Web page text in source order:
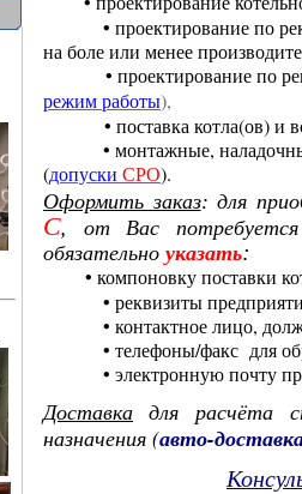
• проектирование по
на боле или менее
• проектирование по
режим работы),
• поставка котла(ов) и
• монтажные, наладочные
(допуски СРО).
Оформить заказ: для
С, от
Вас
обязательно указать:
• компоновку поставки
• реквизиты
• контактное лицо,
• телефоны/факс для
• электронную почту
Доставка
для расчёта
назначения (авто-
К